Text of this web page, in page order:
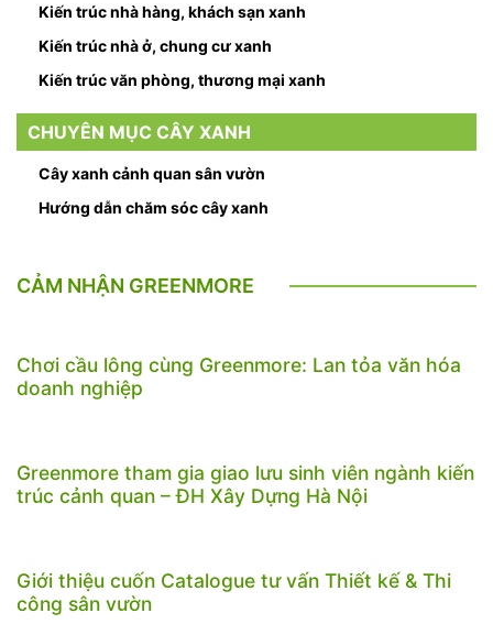
Kiến trúc nhà hàng, khách sạn xanh
Kiến trúc nhà ở, chung cư xanh
Kiến trúc văn phòng, thương mại xanh
CHUYÊN MỤC CÂY XANH
Cây xanh cảnh quan sân vườn
Hướng dẫn chăm sóc cây xanh
CẢM NHẬN GREENMORE
Chơi cầu lông cùng Greenmore: Lan tỏa văn hóa
doanh nghiệp
Greenmore tham gia giao lưu sinh viên ngành kiến
trúc cảnh quan – ĐH Xây Dựng Hà Nội
Giới thiệu cuốn Catalogue tư vấn Thiết kế & Thi
công sân vườn